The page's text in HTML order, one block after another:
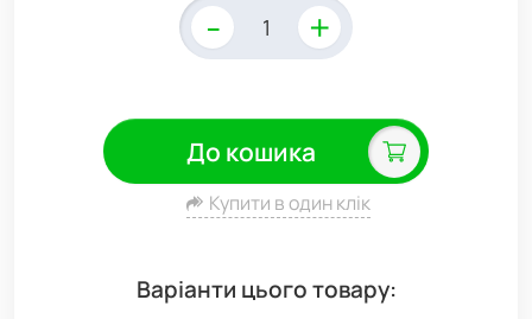
- +
До кошика
Купити в один клік
Варіанти цього товару: